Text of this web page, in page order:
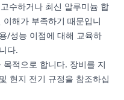
수하거나 최신 알루미늄 합
해가 부족하기 때문입니
/성능 이점에 대해 교육하
다.
적으로 합니다. 장비를 지
현지 전기 규정을 참조하십